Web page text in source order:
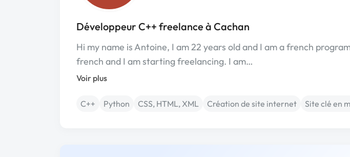
Développeur C++ freelance à Cachan
Hi my name is Antoine, I am 22 years old and I am a french
french and I am starting freelancing. I am…
Voir plus
C++ Python CSS, HTML, XML Création de site internet Site clé en